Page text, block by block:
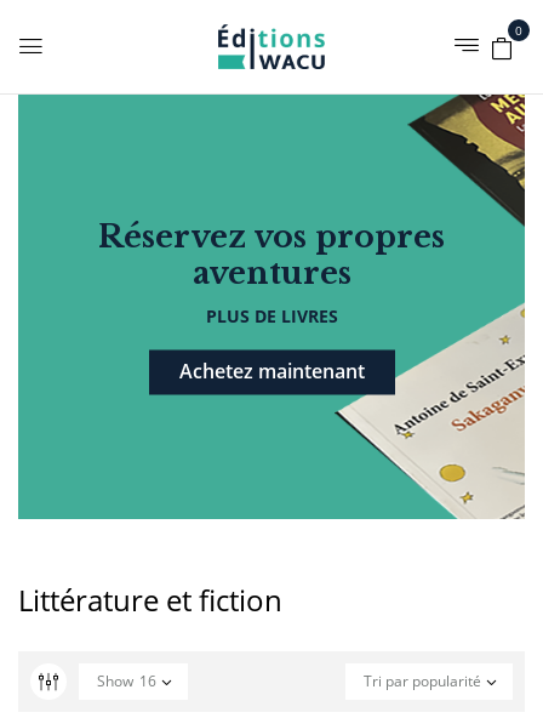
0
Réservez vos propres
aventures
PLUS DE LIVRES
Achetez maintenant
Littérature et fiction
Tri par popularité
Show 16